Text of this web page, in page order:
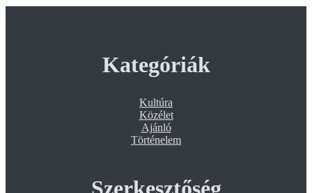
Kategóriák
Kultúra
Közélet
Ajánló
Történelem